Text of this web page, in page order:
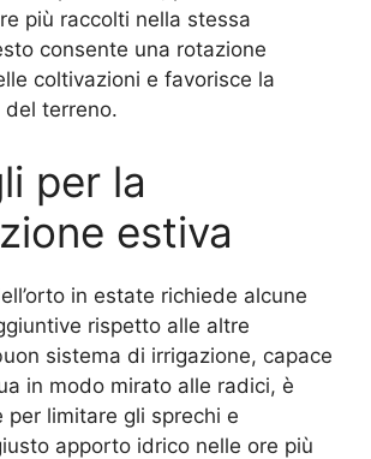
più raccolti nella stessa
consente una rotazione
coltivazioni e favorisce la
del terreno.
per la
estiva
in estate richiede alcune
rispetto alle altre
sistema di irrigazione, capace
in modo mirato alle radici, è
per limitare gli sprechi e
apporto idrico nelle ore più